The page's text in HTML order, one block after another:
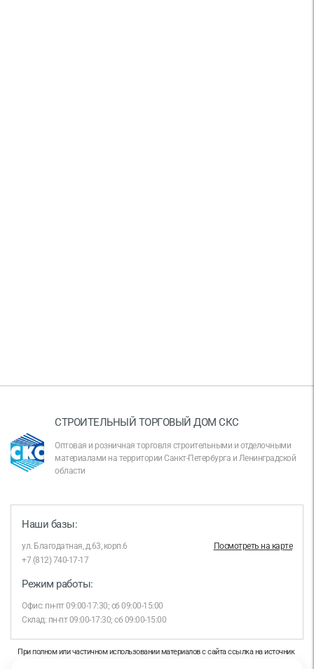
СТРОИТЕЛЬНЫЙ ТОРГОВЫЙ ДОМ СКС
Оптовая и розничная торговля строительными и отделочными
материалами на территории Санкт-Петербурга и Ленинградской
области
Наши базы:
ул. Благодатная, д.63, корп.6
Посмотреть на карте
+7 (812) 740-17-17
Режим работы:
Офис: пн-пт 09:00-17:30; сб 09:00-15:00
Склад: пн-пт 09:00-17:30; сб 09:00-15:00
При полном или частичном использовании материалов с сайта ссылка на источник